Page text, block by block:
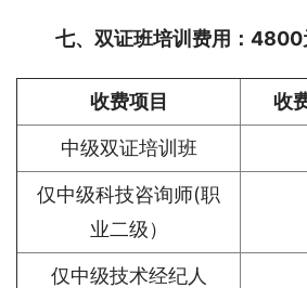
七、双证班培训费用：4800
收费项目 收
中级双证培训班
仅中级科技咨询师(职
业二级）
仅中级技术经纪人